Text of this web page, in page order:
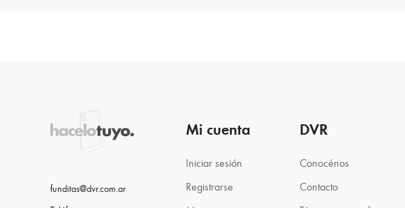
funditas@dvr.com.ar
Mi cuenta
Iniciar sesión
Registrarse
DVR
Conocénos
Contacto